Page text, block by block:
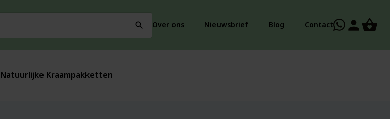
search Over ons Nieuwsbrief Blog Contact person
Natuurlijke Kraampakketten